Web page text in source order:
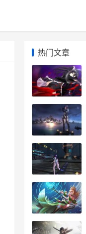
热门文章